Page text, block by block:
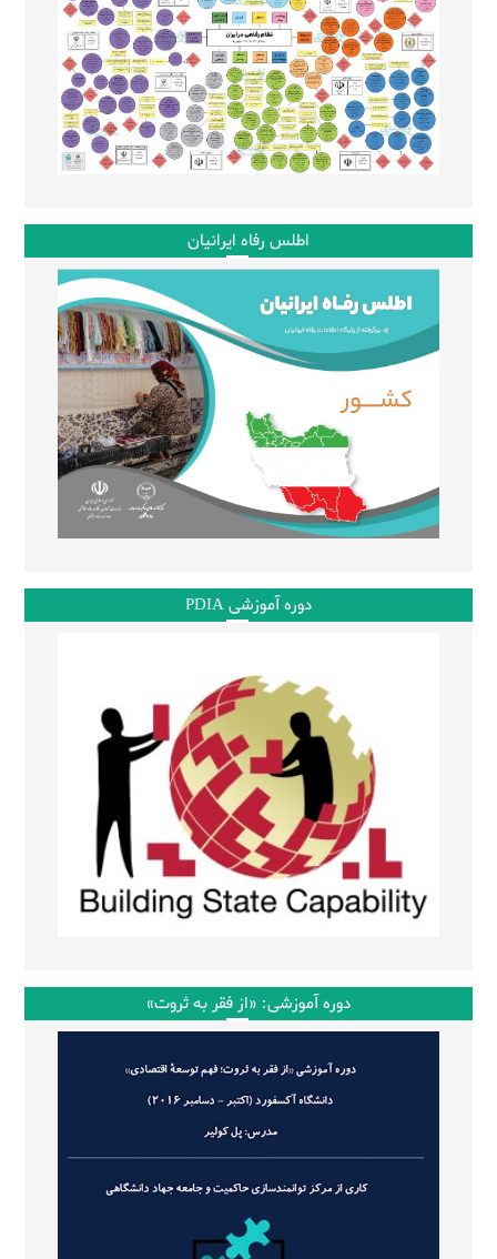
اطلس رفاه ایرانیان
دوره آموزشی PDIA
دوره آموزشی: «از فقر به ثروت»